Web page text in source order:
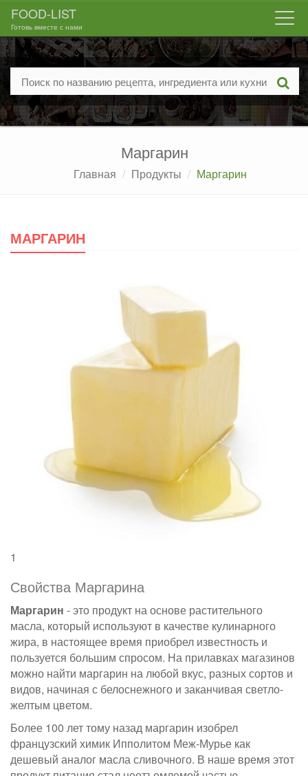
FOOD-LIST
Готовь вместе с нами
Маргарин
Главная Продукты Маргарин
МАРГАРИН
1
Свойства Маргарина
Маргарин - это продукт на основе растительного
масла, который используют в качестве кулинарного
жира, в настоящее время приобрел известность и
пользуется большим спросом. На прилавках магазинов
можно найти маргарин на любой вкус, разных сортов и
видов, начиная с белоснежного и заканчивая светло-
желтым цветом.
Более 100 лет тому назад маргарин изобрел
французский химик Ипполитом Меж-Мурье как
дешевый аналог масла сливочного. В наше время этот